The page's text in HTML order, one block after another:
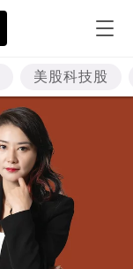
美股科技股